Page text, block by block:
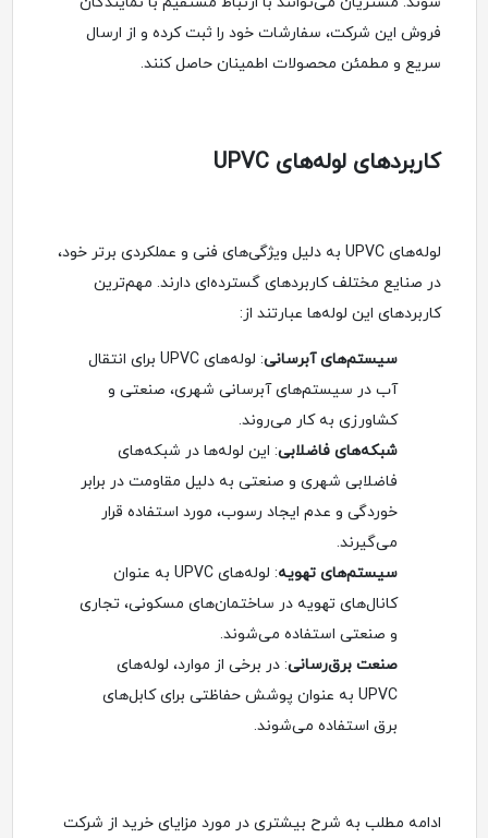
فروش این شرکت، سفارشات خود را ثبت کرده و از ارسال
سریع و مطمئن محصولات اطمینان حاصل کنند.
کاربردهای لوله‌های UPVC
لوله‌های UPVC به دلیل ویژگی‌های فنی و عملکردی برتر خود،
در صنایع مختلف کاربردهای گسترده‌ای دارند. مهم‌ترین
کاربردهای این لوله‌ها عبارتند از:
سیستم‌های آبرسانی
: لوله‌های UPVC برای انتقال
آب در سیستم‌های آبرسانی شهری، صنعتی و
کشاورزی به کار می‌روند.
شبکه‌های فاضلابی: این لوله‌ها در شبکه‌های
فاضلابی شهری و صنعتی به دلیل مقاومت در برابر
خوردگی و عدم ایجاد رسوب، مورد استفاده قرار
می‌گیرند.
سیستم‌های تهویه
: لوله‌های UPVC به عنوان
کانال‌های تهویه در ساختمان‌های مسکونی، تجاری
و صنعتی استفاده می‌شوند.
صنعت برق‌رسانی: در برخی از موارد، لوله‌های
UPVC به عنوان پوشش حفاظتی برای کابل‌های
برق استفاده می‌شوند.
ادامه مطلب به شرح بیشتری در مورد مزایای خرید از شرکت